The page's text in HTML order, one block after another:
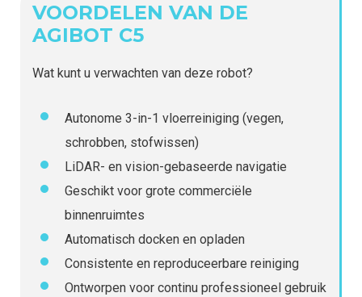
VOORDELEN VAN DE
AGIBOT C5
Wat kunt u verwachten van deze robot?
Autonome 3-in-1 vloerreiniging (vegen,
schrobben, stofwissen)
LiDAR- en vision-gebaseerde navigatie
Geschikt voor grote commerciële
binnenruimtes
Automatisch docken en opladen
Consistente en reproduceerbare reiniging
Ontworpen voor continu professioneel gebruik